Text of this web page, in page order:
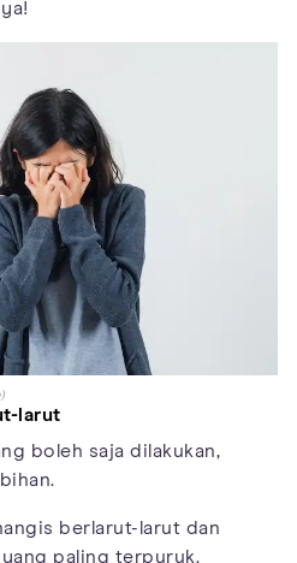
larut
boleh saja dilakukan,
berlarut-larut dan
paling terpuruk.